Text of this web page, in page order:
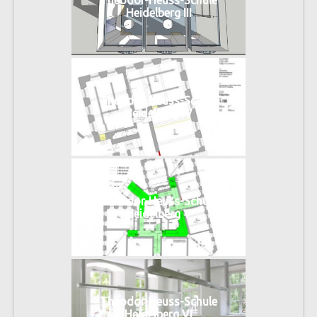
Heidelberg III
Theodor-Heuss-Schule
Heidelberg IV
Theodor-Heuss-Schule
Heidelberg V
Theodor-Heuss-Schule
Heidelberg VI